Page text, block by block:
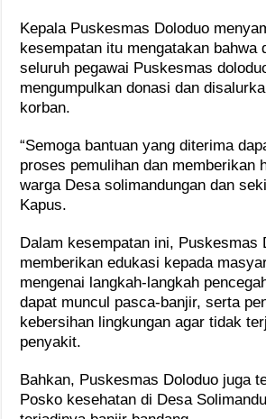
Kepala Puskesmas Doloduo
kesempatan itu mengatakan bahwa
seluruh pegawai Puskesmas
mengumpulkan donasi dan
korban.
“Semoga bantuan yang diterima
proses pemulihan dan memberikan
warga Desa solimandungan dan
Kapus.
Dalam kesempatan ini, Puskesmas
memberikan edukasi kepada
mengenai langkah-langkah
dapat muncul pasca-banjir, serta
kebersihan lingkungan agar tidak
penyakit.
Bahkan, Puskesmas Doloduo juga
Posko kesehatan di Desa